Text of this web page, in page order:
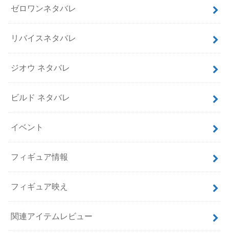
ゼロワンネタバレ
リバイスネタバレ
ジオウ ネタバレ
ビルド ネタバレ
イベント
フィギュア情報
フィギュア映え
関連アイテムレビュー